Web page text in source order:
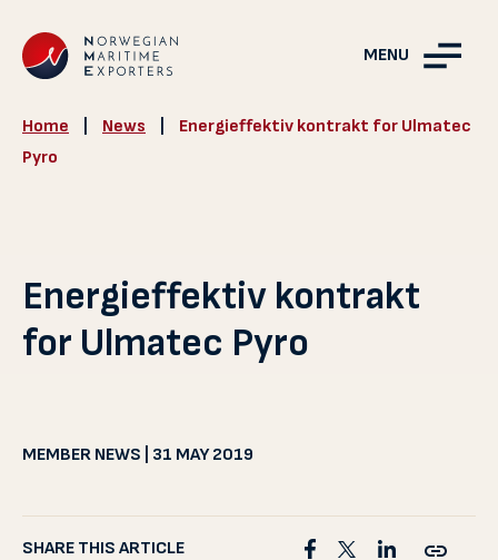
MENU
Home News
Energieffektiv kontrakt for Ulmatec
Pyro
Energieffektiv kontrakt
for Ulmatec Pyro
MEMBER NEWS | 31 MAY 2019
SHARE THIS ARTICLE